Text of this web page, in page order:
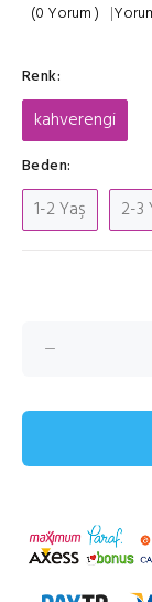
(0 Yorum ) |
Renk:
kahverengi
Beden:
1-2 Yaş 2-3